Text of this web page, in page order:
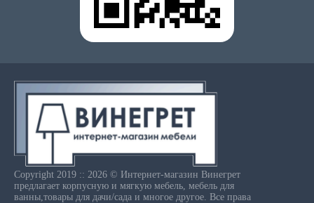
Copyright 2019 :: 2026 © Интернет-магазин Винегрет
предлагает корпусную и мягкую мебель, мебель для
ванны,товары для дачи/сада и многое другое. Все права